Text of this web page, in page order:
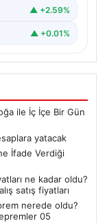
▲ +2.59%
▲ +0.01%
ile İç İçe Bir Gün
yatacak
İfade Verdiği
ne kadar oldu?
satış fiyatları
nerede oldu?
05